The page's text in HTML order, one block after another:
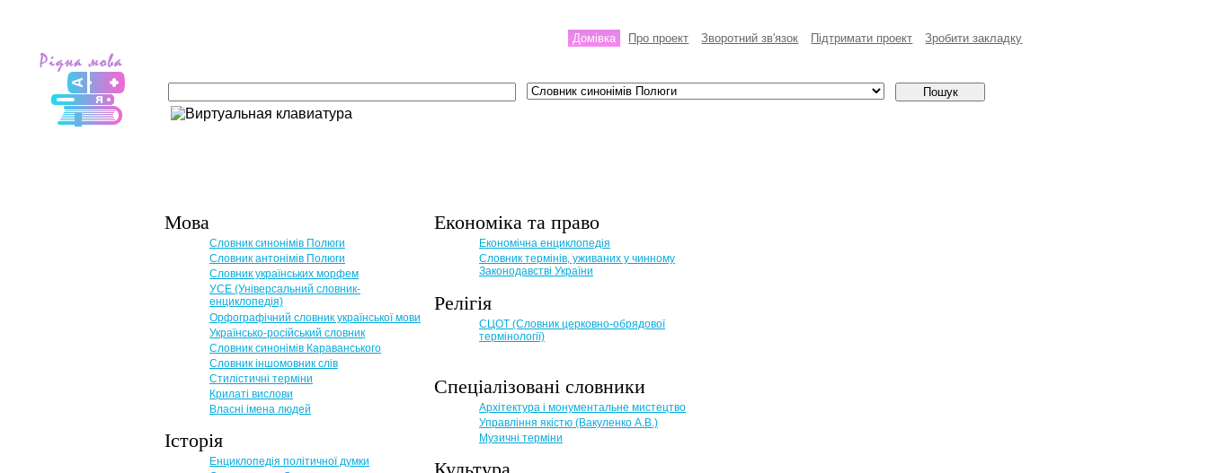
Домівка Про проект Зворотний зв'язок Пiдтримати проект Зробити закладку
Мова
Словник синонімів Полюги
Словник антонімів Полюги
Словник українських морфем
УСЕ (Універсальний словник-
енциклопедія)
Орфографічний словник української мови
Українсько-російський словник
Словник синонімів Караванського
Словник іншомовник слів
Стилістичні терміни
Крилаті вислови
Власні імена людей
Історія
Енциклопедія політичної думки
Економіка та право
Eкономічна енциклопедія
Словник термінів, уживаних у чинному
Законодавстві України
Релігія
СЦОТ (Словник церковно-обрядової
термінології)
Спеціалізовані словники
Архітектура і монументальне мистецтво
Управління якістю (Вакуленко А.В.)
Музичні терміни